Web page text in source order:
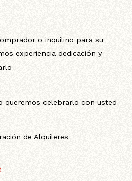
o inquilino para su
experiencia dedicación y
queremos celebrarlo con usted
de Alquileres